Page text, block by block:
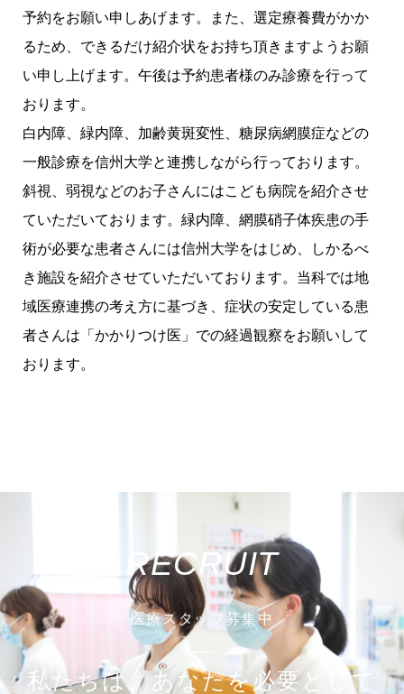
予約をお願い申しあげます。また、選定療養費がかか
るため、できるだけ紹介状をお持ち頂きますようお願
い申し上げます。午後は予約患者様のみ診療を行って
おります。
白内障、緑内障、加齢黄斑変性、糖尿病網膜症などの
一般診療を信州大学と連携しながら行っております。
斜視、弱視などのお子さんにはこども病院を紹介させ
ていただいております。緑内障、網膜硝子体疾患の手
術が必要な患者さんには信州大学をはじめ、しかるべ
き施設を紹介させていただいております。当科では地
域医療連携の考え方に基づき、症状の安定している患
者さんは「かかりつけ医」での経過観察をお願いして
おります。
RECRUIT
医療スタッフ募集中
私たちは、あなたを必要として